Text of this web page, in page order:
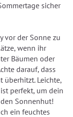
sicher
vor der Sonne zu
wenn ihr
Bäumen oder
darauf, dass
überhitzt. Leichte,
perfekt, um dein
Sonnenhut!
ein feuchtes